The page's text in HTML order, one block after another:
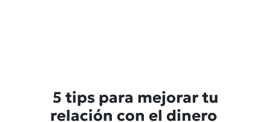
5 tips para mejorar tu
relación con el dinero